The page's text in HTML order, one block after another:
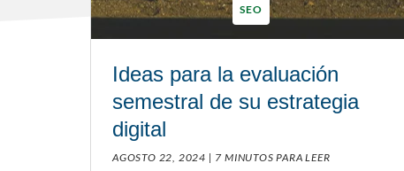
SEO
Ideas para la evaluación
semestral de su estrategia
digital
AGOSTO 22, 2024 | 7 MINUTOS PARA LEER